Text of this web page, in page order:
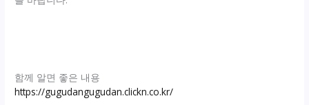
함께 알면 좋은 내용
https://gugudangugudan.clickn.co.kr/